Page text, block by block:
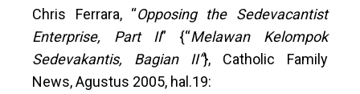
Chris Ferrara, “Opposing the Sedevacantist
Enterprise, Part II” {“Melawan Kelompok
Sedevakantis, Bagian II”}, Catholic Family
News, Agustus 2005, hal.19: